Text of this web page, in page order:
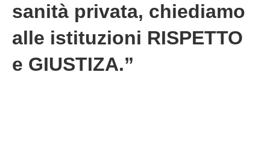
sanità​ privata,​ chiediamo
alle istituzioni RISPETTO
e GIUSTIZA.”